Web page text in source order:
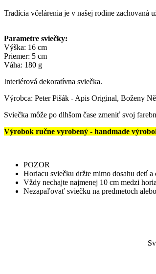
Tradícia včelárenia je v našej rodine zachovaná
Parametre sviečky:
Výška: 16 cm
Priemer: 5 cm
Váha: 180 g
Interiérová dekoratívna sviečka.
Výrobca: Peter Pišák - Apis Original, Boženy
Sviečka môže po dlhšom čase zmeniť svoj
Výrobok ručne vyrobený - handmade
POZOR
Horiacu sviečku držte mimo dosahu detí a
Vždy nechajte najmenej 10 cm medzi
Nezapaľovať sviečku na predmetoch